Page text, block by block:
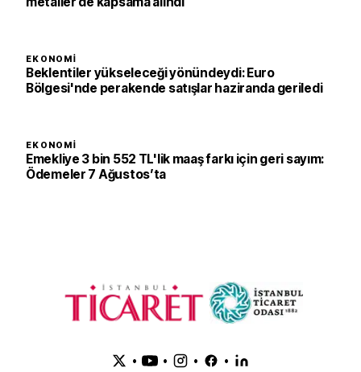
EKONOMI
Beklentiler yükseleceği yönündeydi: Euro
Bölgesi'nde perakende satışlar haziranda geriledi
EKONOMI
Emekliye 3 bin 552 TL'lik maaş farkı için geri sayım:
Ödemeler 7 Ağustos’ta
• • • •